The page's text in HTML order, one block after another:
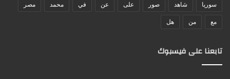
سوريا شاهد صور على عن في محمد مصر
مع من هل
تابعنا على فيسبوك